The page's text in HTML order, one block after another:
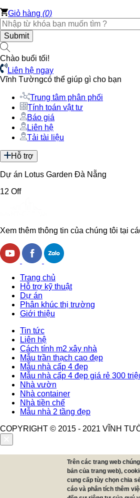
Giỏ hàng (0)
Chào buổi tối!
Liên hệ ngay
Vĩnh Tườngcó thể giúp gì cho bạn
Trung tâm phân phối
Tính toán vật tư
Báo giá
Liên hệ
Tải tài liệu
Hỗ trợ
Dự án Lotus Garden Đà Nẵng
12 Off
Xem thêm thông tin của chúng tôi tại
Footer
Trang chủ
Hỗ trợ kỹ thuật
Dự án
Phân khúc thị trường
Giới thiệu
Tin tức
Liên hệ
Cách tính m2 xây nhà
Mẫu trần thạch cao đẹp
Mẫu nhà cấp 4 đẹp
Mẫu nhà cấp 4 đẹp giá rẻ 300
Nhà vườn
Nhà container
Nhà tiền chế
Mẫu nhà 2 tầng đẹp
COPYRIGHT © 2015 - 2021 VĨNH
Gửi thông tin thành công
Vĩnh Tường sẽ liên lạc với bạn trong thời gian sớm
Trên các trang web
bản của trang web),
cung cấp tùy chọn chia
cáo và phân tích thêm